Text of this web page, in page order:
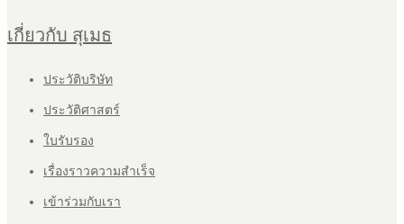
เกี่ยวกับ สุเมธ
ประวัติบริษัท
ประวัติศาสตร์
ใบรับรอง
เรื่องราวความสำเร็จ
เข้าร่วมกับเรา